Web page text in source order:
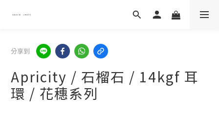
分享到
Apricity / 石榴石 / 14kgf 耳
環 / 花穗系列